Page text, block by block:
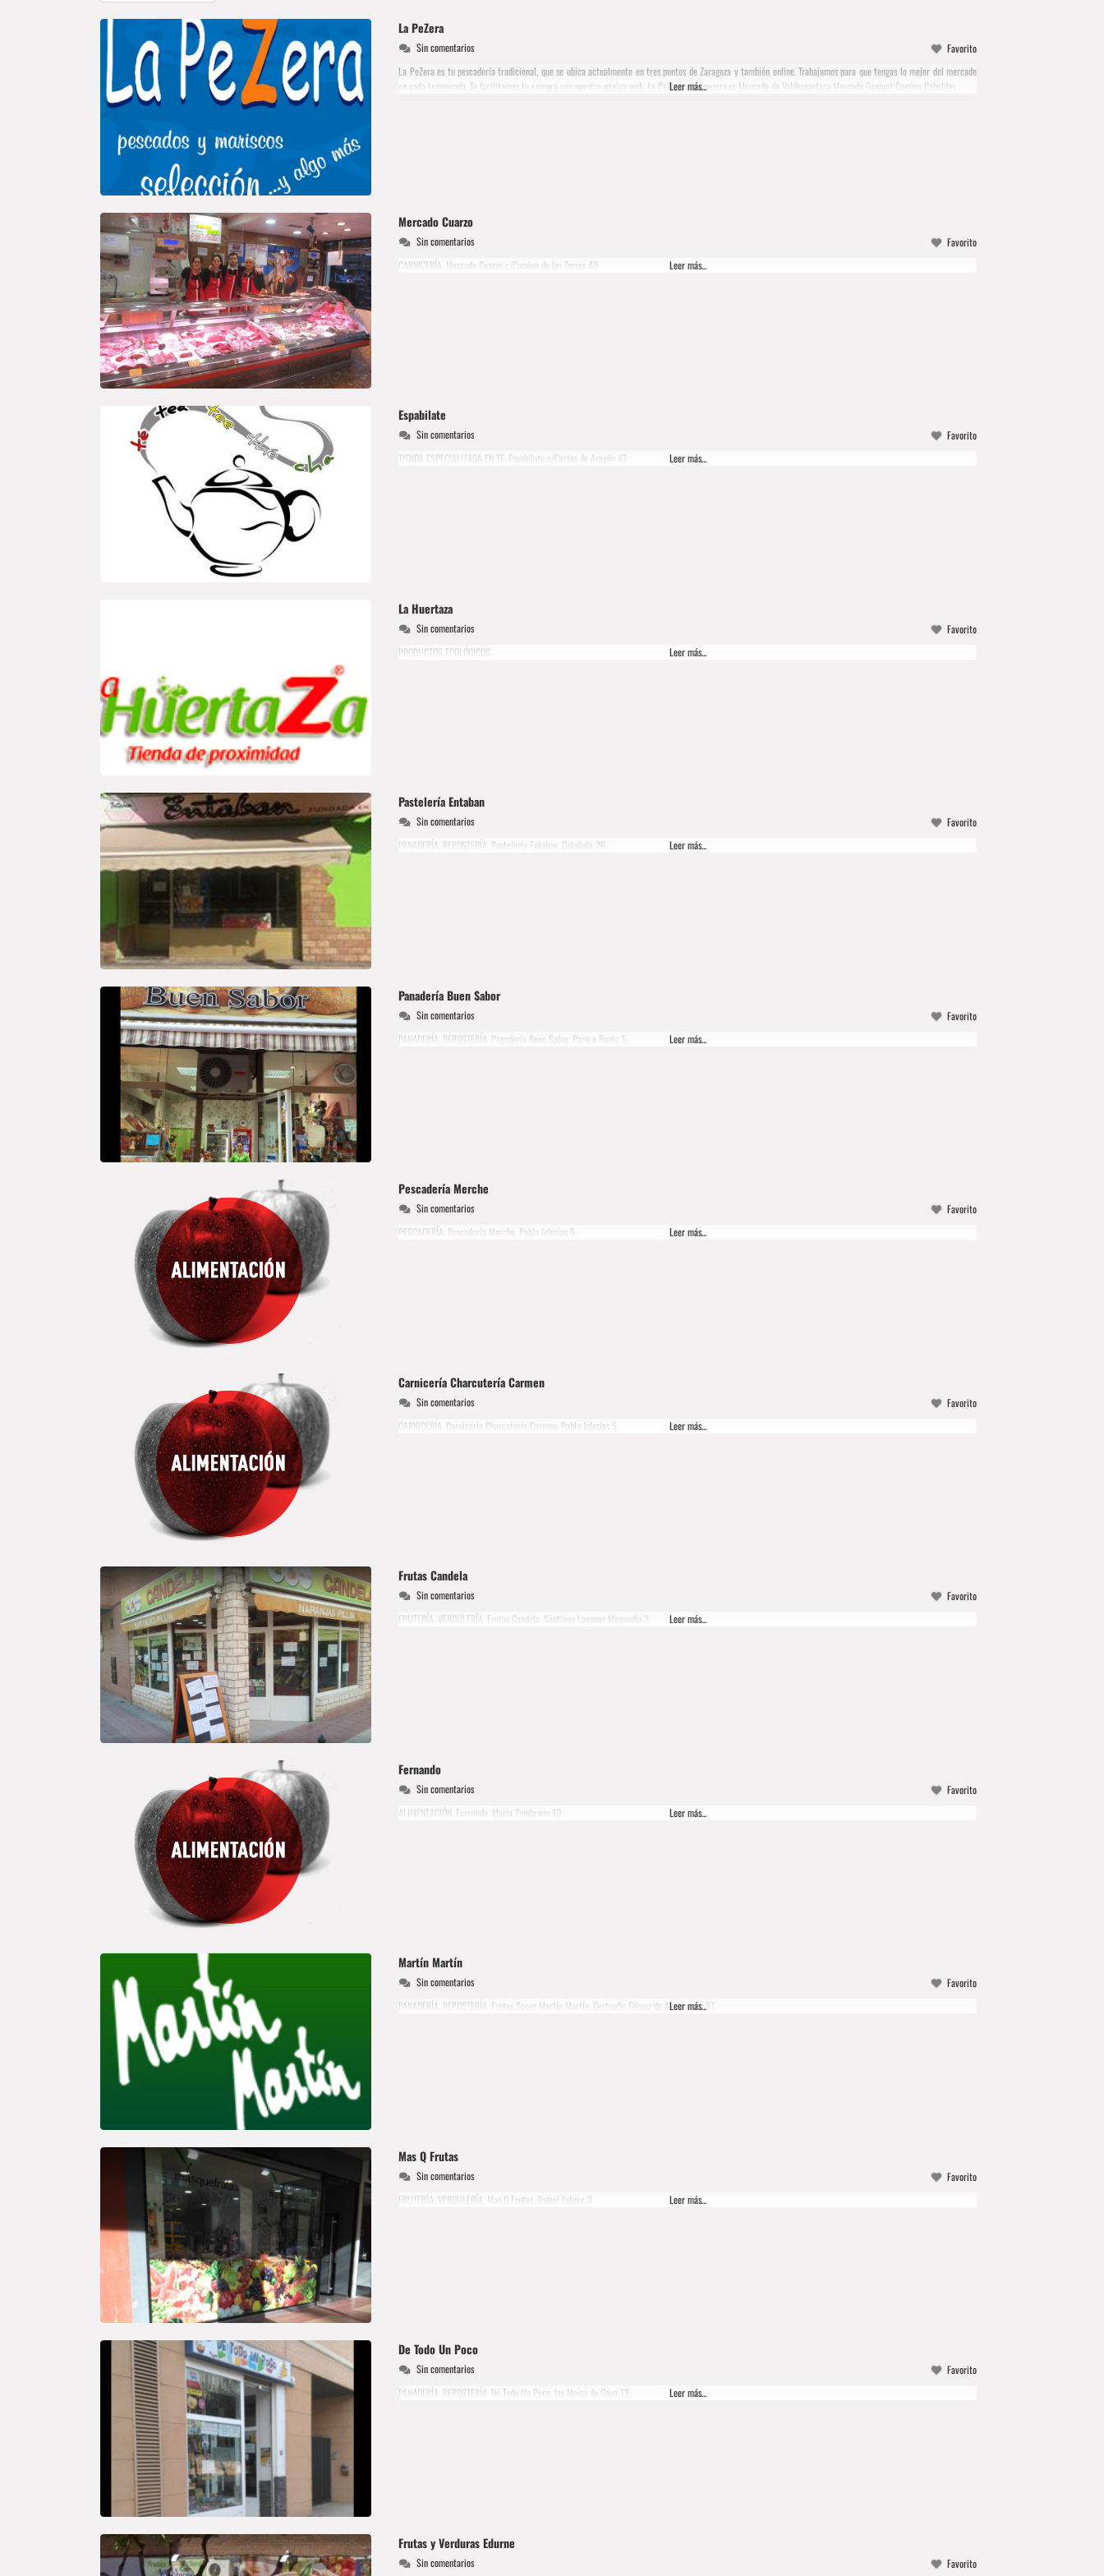
La PeZera
Sin comentarios
Favorito
La PeZera es tu pescadería tradicional, que se ubica actualmente en tres puntos de Zaragoza y también online. Trabajamos para que tengas lo mejor del mercado
en cada temporada. Te facilitamos tu compra con nuestra página web. La PeZera www.pezera.es Mercado de Valdespartera Mercado Ganivet Camino Cabaldos
Leer más...
Mercado Cuarzo
Sin comentarios
Favorito
CARNICERÍA. Mercado Cuarzo c/Camino de las Torres 40
Leer más...
Espabilate
Sin comentarios
Favorito
TIENDA ESPECIALIZADA EN TE. Espabilate c/Cortes de Aragón 47
Leer más...
La Huertaza
Sin comentarios
Favorito
PRODUCTOS ECOLÓGICOS
Leer más...
Pastelería Entaban
Sin comentarios
Favorito
PANADERÍA, REPOSTERÍA. Pastelería Entaban. Cataluña 26.
Leer más...
Panadería Buen Sabor
Sin comentarios
Favorito
PANADERÍA, REPOSTERÍA. Panadería Buen Sabor. Pano y Ruata 5.
Leer más...
Pescadería Merche
Sin comentarios
Favorito
PESCADERÍA. Pescadería Merche. Pablo Iglesias 5.
Leer más...
Carnicería Charcutería Carmen
Sin comentarios
Favorito
CARNICERÍA. Carnicería Charcutería Carmen. Pablo Iglesias 5.
Leer más...
Frutas Candela
Sin comentarios
Favorito
FRUTERÍA, VERDULERÍA. Frutas Candela. Santiago Lagunas Mayandia 3.
Leer más...
Fernando
Sin comentarios
Favorito
ALIMENTACIÓN. Fernando. María Zambrano 10.
Leer más...
Martín Martín
Sin comentarios
Favorito
PANADERÍA, REPOSTERÍA. Frutos Secos Martín Martín. Gertrudis Gómez de Avellaneda 57.
Leer más...
Mas Q Frutas
Sin comentarios
Favorito
FRUTERÍA, VERDULERÍA. Mas Q Frutas. Rafael Esteve 3.
Leer más...
De Todo Un Poco
Sin comentarios
Favorito
PANADERÍA, REPOSTERÍA. De Todo Un Poco. las Majas de Goya 13.
Leer más...
Frutas y Verduras Edurne
Sin comentarios Favorito